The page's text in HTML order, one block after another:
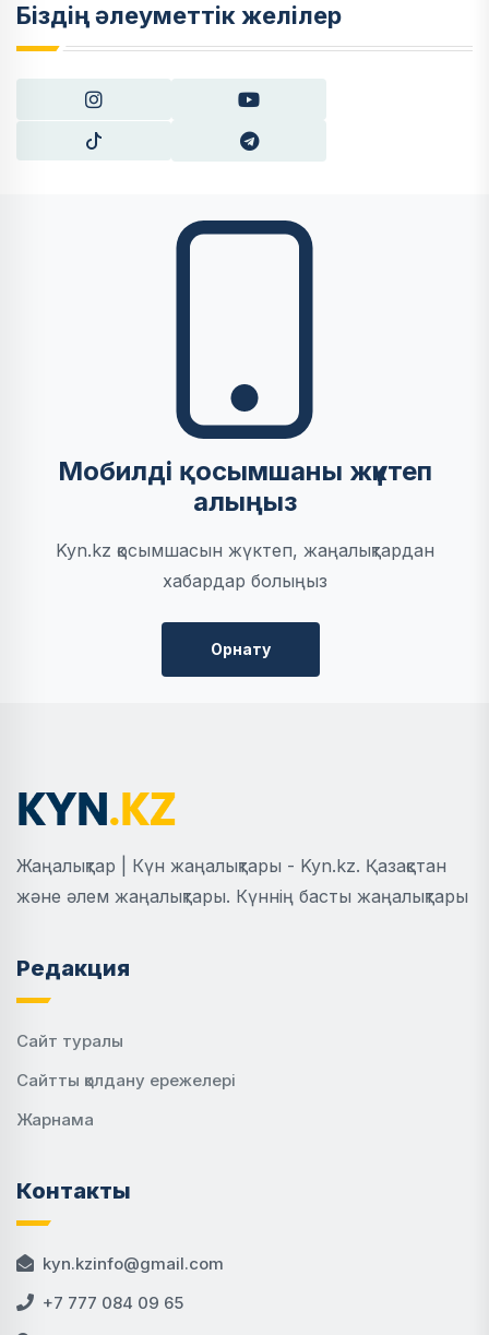
Біздің әлеуметтік желілер
Мобилді қосымшаны жүктеп
алыңыз
Kyn.kz қосымшасын жүктеп, жаңалықтардан
хабардар болыңыз
Орнату
Жаңалықтар | Күн жаңалықтары - Kyn.kz. Қазақстан
және әлем жаңалықтары. Күннің басты жаңалықтары
Редакция
Сайт туралы
Сайтты қолдану ережелері
Жарнама
Контакты
kyn.kzinfo@gmail.com
+7 777 084 09 65